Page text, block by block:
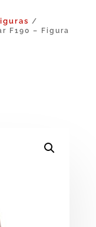
/
F190 – Figura